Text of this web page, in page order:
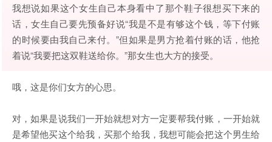
我想说如果这个女生自己本身看中了那个鞋子很想买下来的
话，女生自己要先预备好说“我是不是有够这个钱，等下付账
的时候要由我自己来付。”但如果是男方抢着付账的话，他抢
着说“我要把这双鞋送给你。”那女生也大方的接受。
哦，这是你们女方的心思。
对，如果是说我们一开始就想对方一定要帮我付账，一开始就
是希望他买这个给我，买那个给我，我想可能会把这个男生给